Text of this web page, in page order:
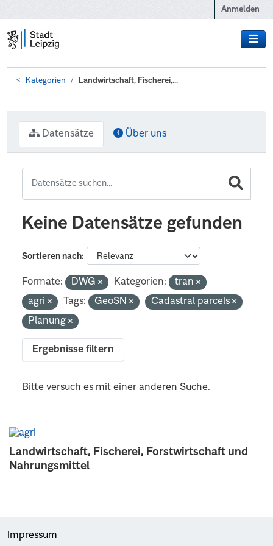
Anmelden
Kategorien Landwirtschaft, Fischerei,...
Landwirtschaft, Fischerei, Forstwirtschaft und
Nahrungsmittel
Datensätze Über uns
Keine Datensätze gefunden
Sortieren nach
Formate: DWG Kategorien:
tran
agri
Tags: GeoSN
Cadastral parcels
Planung
Ergebnisse filtern
Bitte versuch es mit einer anderen Suche.
Impressum